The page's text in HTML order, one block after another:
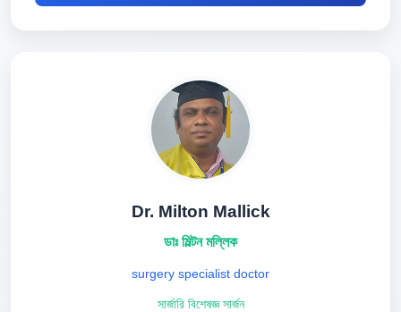
Dr. Milton Mallick
ডাঃ মিল্টন মল্লিক
surgery specialist doctor
সার্জারি বিশেষজ্ঞ সার্জন